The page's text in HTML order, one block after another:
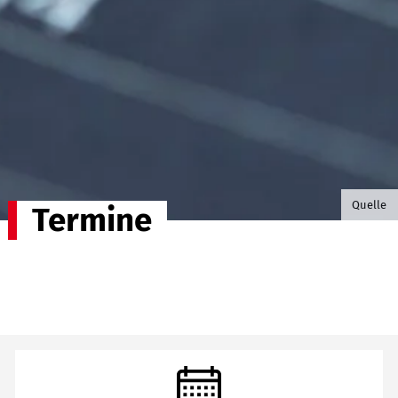
©B.G.
Quelle
Termine